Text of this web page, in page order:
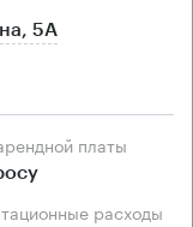
5А
платы
расходы